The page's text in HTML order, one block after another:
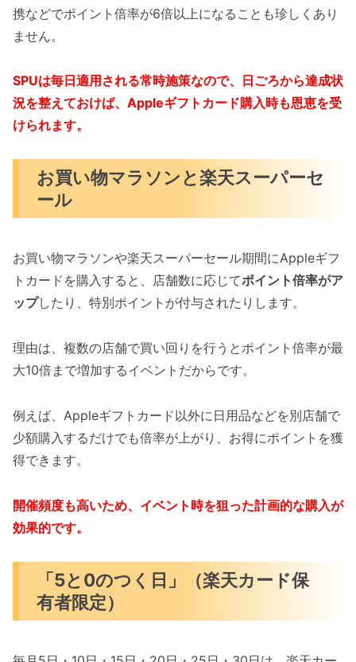
携などでポイント倍率が6倍以上になることも珍しくあり
ません。
SPUは毎日適用される常時施策なので、日ごろから達成状
況を整えておけば、Appleギフトカード購入時も恩恵を受
けられます。
お買い物マラソンと楽天スーパーセ
ール
お買い物マラソンや楽天スーパーセール期間にAppleギフ
トカードを購入すると、店舗数に応じてポイント倍率がア
ップしたり、特別ポイントが付与されたりします。
理由は、複数の店舗で買い回りを行うとポイント倍率が最
大10倍まで増加するイベントだからです。
例えば、Appleギフトカード以外に日用品などを別店舗で
少額購入するだけでも倍率が上がり、お得にポイントを獲
得できます。
開催頻度も高いため、イベント時を狙った計画的な購入が
効果的です。
「5と0のつく日」（楽天カード保
有者限定）